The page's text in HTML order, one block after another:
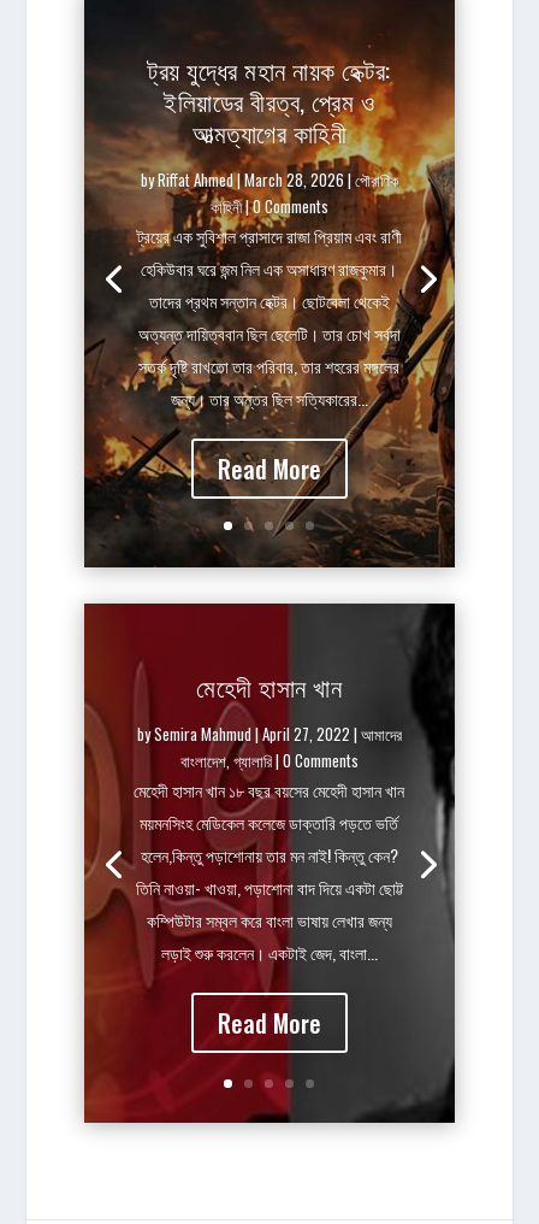
ট্রয় যুদ্ধের মহান নায়ক হেক্টর:
ইলিয়াডের বীরত্ব, প্রেম ও
আত্মত্যাগের কাহিনী
byRiffat Ahmed|March 28, 2026|পৌরাণিক
কাহিনী| 0 Comments
ট্রয়ের এক সুবিশাল প্রাসাদে রাজা প্রিয়াম এবং রাণী
হেকিউবার ঘরে জন্ম নিল এক অসাধারণ রাজকুমার।
তাদের প্রথম সন্তান হেক্টর। ছোটবেলা থেকেই
অত্যন্ত দায়িত্ববান ছিল ছেলেটি। তার চোখ সর্বদা
সতর্ক দৃষ্টি রাখতো তার পরিবার, তার শহরের মঙ্গলের
জন্য। তার অন্তর ছিল সত্যিকারের...
Read More
মেহেদী হাসান খান
bySemira Mahmud |April 27, 2022 | আমাদের
বাংলাদেশ,গ্যালারি| 0 Comments
মেহেদী হাসান খান ১৮ বছর বয়সের মেহেদী হাসান খান
ময়মনসিংহ মেডিকেল কলেজে ডাক্তারি পড়তে ভর্তি
হলেন,কিন্তু পড়াশোনায় তার মন নাই! কিন্তু কেন?
তিনি নাওয়া- খাওয়া, পড়াশোনা বাদ দিয়ে একটা ছোট্ট
কম্পিউটার সম্বল করে বাংলা ভাষায় লেখার জন্য
লড়াই শুরু করলেন। একটাই জেদ, বাংলা...
Read More